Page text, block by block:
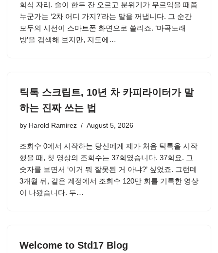
회식 자리. 술이 한두 잔 오르고 분위기가 무르익을 때쯤
누군가는 ‘2차 어디 가지?’라는 말을 꺼냅니다. 그 순간
모두의 시선이 스마트폰 화면으로 쏠리죠. ‘마곡노래
방’을 검색해 보지만, 지도에…
틱톡 스크립트, 10년 차 카피라이터가 말
하는 진짜 쓰는 법
by Harold Ramirez August 5, 2026
조회수 0에서 시작하는 당신에게 제가 처음 틱톡을 시작
했을 때, 첫 영상의 조회수는 37회였습니다. 37회요. 그
숫자를 보면서 ‘이거 뭐 잘못된 거 아냐?’ 싶었죠. 그런데
3개월 뒤, 같은 계정에서 조회수 120만 회를 기록한 영상
이 나왔습니다. 두…
Welcome to Std17 Blog